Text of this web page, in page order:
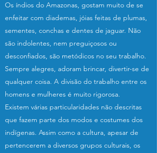
Os índios do Amazonas, gostam muito de se
enfeitar com diademas, jóias feitas de plumas,
sementes, conchas e dentes de jaguar. Não
são indolentes, nem preguiçosos ou
desconfiados, são metódicos no seu trabalho.
Sempre alegres, adoram brincar, divertir-se de
qualquer coisa. A divisão do trabalho entre os
homens e mulheres é muito rigorosa.
Existem várias particularidades não descritas
que fazem parte dos modos e costumes dos
indígenas. Assim como a cultura, apesar de
pertencerem a diversos grupos culturais, os